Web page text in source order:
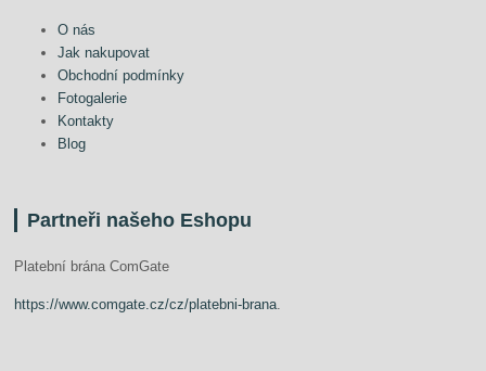
O nás
Jak nakupovat
Obchodní podmínky
Fotogalerie
Kontakty
Blog
Partneři našeho Eshopu
Platební brána ComGate
https://www.comgate.cz/cz/platebni-brana.